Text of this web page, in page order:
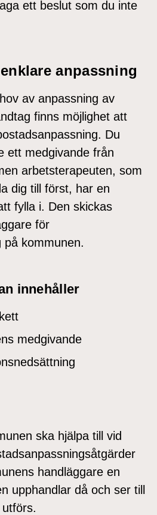
ett beslut som du inte
anpassning
av anpassning av
finns möjlighet att
Du
ett medgivande från
arbetsterapeuten, som
dig till först, har en
fylla i. Den skickas
för
på kommunen.
innehåller
medgivande
ska hjälpa till vid
handläggare en
upphandlar då och ser till